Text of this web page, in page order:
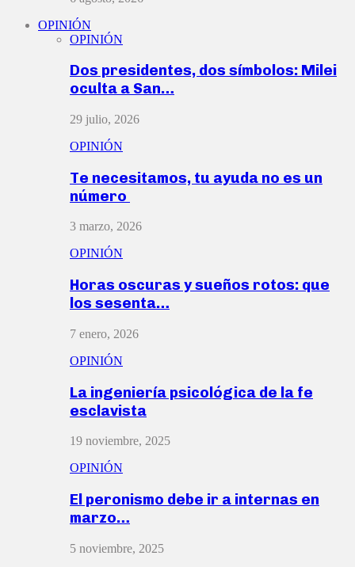
OPINIÓN
OPINIÓN
Dos presidentes, dos símbolos: Milei
oculta a San…
29 julio, 2026
OPINIÓN
Te necesitamos, tu ayuda no es un
número
3 marzo, 2026
OPINIÓN
Horas oscuras y sueños rotos: que
los sesenta…
7 enero, 2026
OPINIÓN
La ingeniería psicológica de la fe
esclavista
19 noviembre, 2025
OPINIÓN
El peronismo debe ir a internas en
marzo…
5 noviembre, 2025